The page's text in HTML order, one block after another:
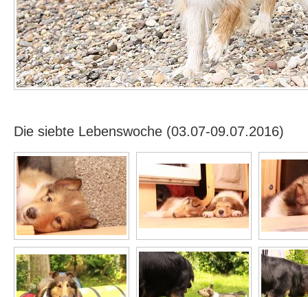
Die siebte Lebenswoche (03.07-09.07.2016)